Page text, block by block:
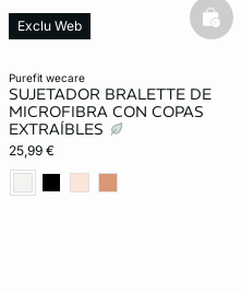
purefit wecare
SUJETADOR BRALETTE DE
MICROFIBRA CON COPAS
EXTRAÍBLES
25,99 €
Exclu Web